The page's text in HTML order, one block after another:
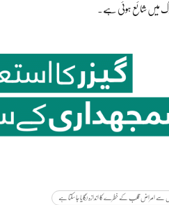
میں شائع ہوئی ہے۔
امراض قلب کے خطرے کا اندازہ لگایا جاسکتا ہے